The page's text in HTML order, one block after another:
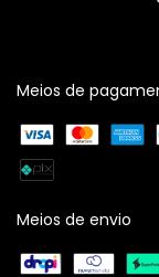
Meios de
Meios de envio